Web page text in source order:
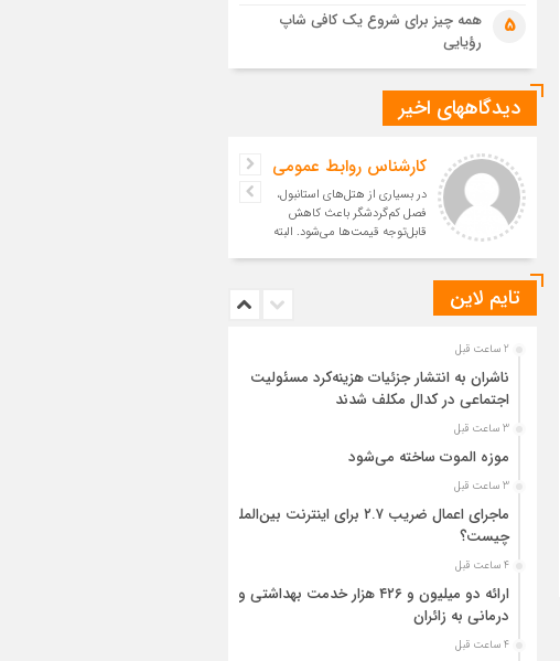
5
همه چیز برای شروع یک کافی شاپ
رؤیایی
دیدگاههای اخیر
کارشناس روابط عمومی
در بسیاری از هتل‌های استانبول،
فصل کم‌گردشگر باعث کاهش
قابل‌توجه قیمت‌ها می‌شود. البته
تایم لاین
2 ساعت قبل
ناشران به انتشار جزئیات هزینه‌کرد مسئولیت
اجتماعی در کدال مکلف شدند
3 ساعت قبل
موزه الموت ساخته می‌شود
3 ساعت قبل
ماجرای اعمال ضریب ۲.۷ برای اینترنت بین‌الملل
چیست؟
4 ساعت قبل
ارائه دو میلیون و ۴۲۶ هزار خدمت بهداشتی و
درمانی به زائران
4 ساعت قبل